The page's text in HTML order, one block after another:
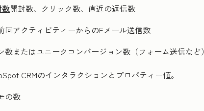
数開封数、クリック数、直近の返信数
回アクティビティーからのEメール送信数
数またはユニークコンバージョン数（フォーム送信など）
CRMのインタラクションとプロパティー値。
の数